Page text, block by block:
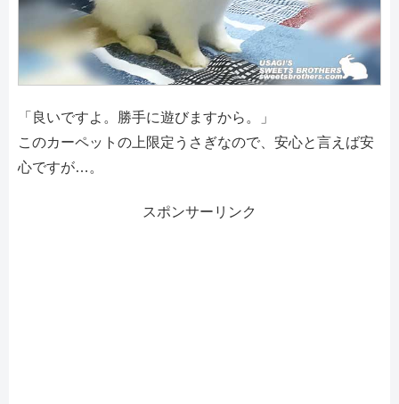
「良いですよ。勝手に遊びますから。」
このカーペットの上限定うさぎなので、安心と言えば安
心ですが…。
スポンサーリンク